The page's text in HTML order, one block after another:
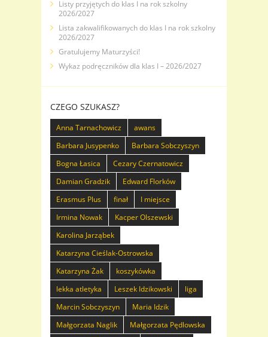
Listy przyjętych do klas I na rok szkolny
2026/2027
Lista zakwalifikowanych do klas I na rok szkolny
2026/2027
Gratulujemy Maturzyści!
Wykaz podręczników dla klas I – 2026/2027
CZEGO SZUKASZ?
Anna Tarnachowicz
awans
Barbara Jusypenko
Barbara Sobczyszyn
Bogna Łasica
Cezary Czernatowicz
Damian Gradzik
Edward Florków
Erasmus Plus
finał
I miejsce
Irmina Nowak
Kacper Olszewski
Karolina Jarząbek
Katarzyna Cieślak-Ostrowska
Katarzyna Żak
koszykówka
lekka atletyka
Leszek Idzikowski
liga
Marcin Sobczyszyn
Maria Idzik
Małgorzata Naglik
Małgorzata Pędlowska